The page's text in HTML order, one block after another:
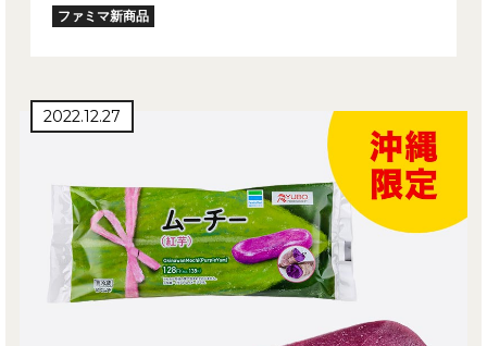
ファミマ新商品
2022.12.27